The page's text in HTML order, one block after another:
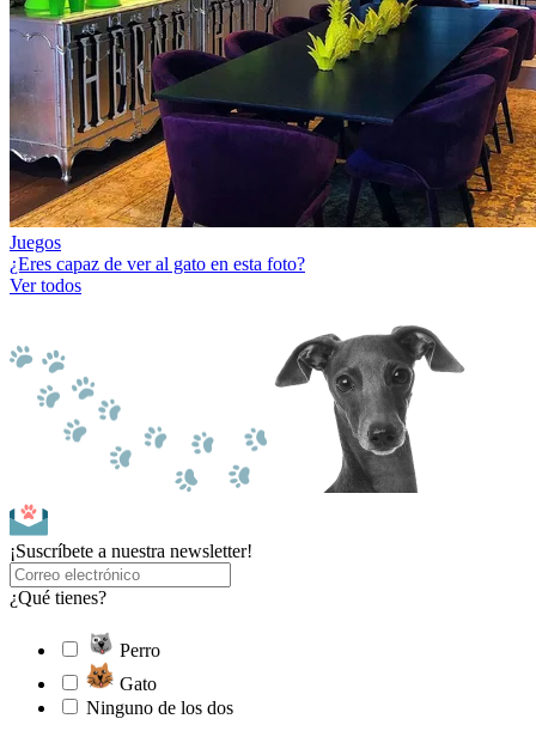
Juegos
¿Eres capaz de ver al gato en esta foto?
Ver todos
¡Suscríbete a nuestra newsletter!
¿Qué tienes?
Perro
Gato
Ninguno de los dos